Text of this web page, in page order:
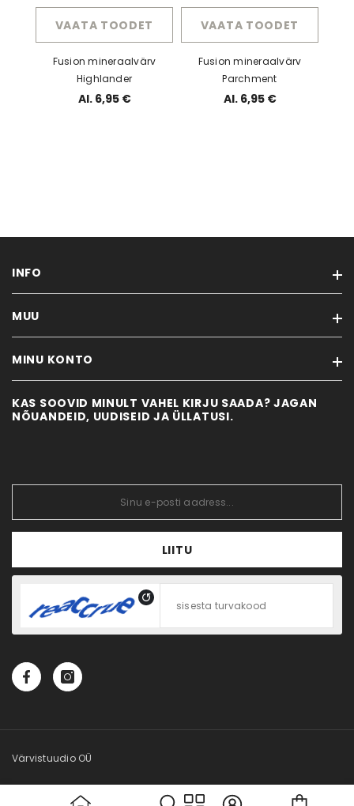
VAATA TOODET
Fusion mineraalvärv
Highlander
Al. 6,95 €
VAATA TOODET
Fusion mineraalvärv
Parchment
Al. 6,95 €
INFO
MÖÖBLIVÄRVID & TÖÖVAHENDID
NÕUANDED
MUU
Kaubamärgid
Uued tooted
MINU KONTO
Minu konto
KAS SOOVID MINULT VAHEL KIRJU SAADA? JAGAN
NÕUANDEID, UUDISEID JA ÜLLATUSI.
LIITU
Värvistuudio OÜ